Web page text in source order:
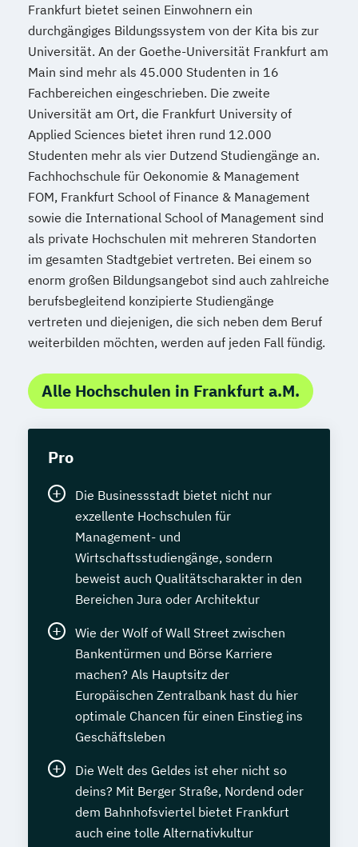
Wirtschaftsinformatik (DE/EN)
Wirtschaftsingenieurwesen
Wirtschaftsingenieurwesen (DE/EN)
Wirtschaftsingenieurwesen Medizintechnik
Wirtschaftspsychologie (DE/EN)
Wirtschaftsrecht
Frankfurt bietet seinen Einwohnern ein
durchgängiges Bildungssystem von der Kita bis zur
Universität. An der Goethe-Universität Frankfurt am
Main sind mehr als 45.000 Studenten in 16
Fachbereichen eingeschrieben. Die zweite
Universität am Ort, die Frankfurt University of
Applied Sciences bietet ihren rund 12.000
Studenten mehr als vier Dutzend Studiengänge an.
Fachhochschule für Oekonomie & Management
FOM, Frankfurt School of Finance & Management
sowie die International School of Management sind
als private Hochschulen mit mehreren Standorten
im gesamten Stadtgebiet vertreten. Bei einem so
enorm großen Bildungsangebot sind auch zahlreiche
berufsbegleitend konzipierte Studiengänge
vertreten und diejenigen, die sich neben dem Beruf
weiterbilden möchten, werden auf jeden Fall fündig.
Alle Hochschulen in Frankfurt a.M.
Pro
Die Businessstadt bietet nicht nur
exzellente Hochschulen für
Management- und
Wirtschaftsstudiengänge, sondern
beweist auch Qualitätscharakter in den
Bereichen Jura oder Architektur
Wie der Wolf of Wall Street zwischen
Bankentürmen und Börse Karriere
machen? Als Hauptsitz der
Europäischen Zentralbank hast du hier
optimale Chancen für einen Einstieg ins
Geschäftsleben
Die Welt des Geldes ist eher nicht so
deins? Mit Berger Straße, Nordend oder
dem Bahnhofsviertel bietet Frankfurt
auch eine tolle Alternativkultur